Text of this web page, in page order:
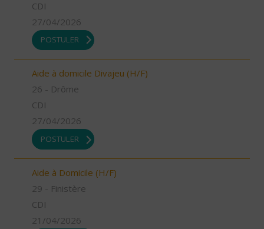
CDI
27/04/2026
POSTULER
Aide à domicile Divajeu (H/F)
26 - Drôme
CDI
27/04/2026
POSTULER
Aide à Domicile (H/F)
29 - Finistère
CDI
21/04/2026